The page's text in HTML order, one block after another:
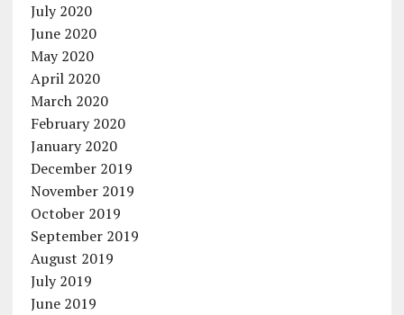
July 2020
June 2020
May 2020
April 2020
March 2020
February 2020
January 2020
December 2019
November 2019
October 2019
September 2019
August 2019
July 2019
June 2019